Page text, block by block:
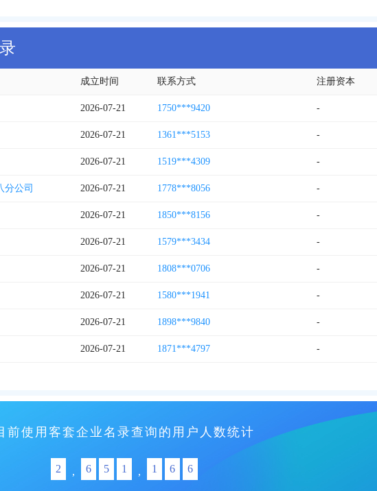
成立时间 联系方式 注册资本
2026-07-21 1750***9420 -
2026-07-21 1361***5153 -
2026-07-21 1519***4309 -
分公司 2026-07-21 1778***8056 -
2026-07-21 1850***8156 -
2026-07-21 1579***3434 -
2026-07-21 1808***0706 -
2026-07-21 1580***1941 -
2026-07-21 1898***9840 -
2026-07-21 1871***4797 -
前使用客套企业名录查询的用户人数统计
2 , 6 5 1 , 1 6 6